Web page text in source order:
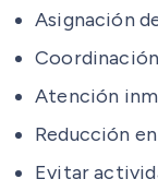
Asignación
Atención
Reducción
Evitar